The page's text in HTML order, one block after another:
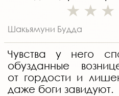
Шакьямуни Будда
Чувства у него
обузданные
от гордости и
даже боги завидуют.